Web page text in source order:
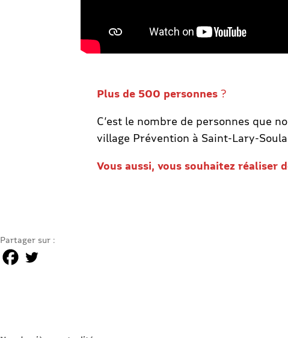
Plus de 500 personnes?
C’est le nombre de personnes que
village Prévention à Saint-Lary-
Vous aussi, vous souhaitez réaliser
Partager sur :